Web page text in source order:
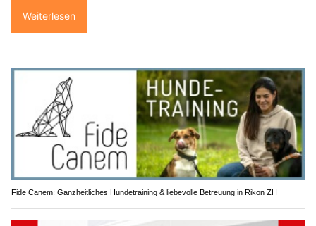
Weiterlesen
Fide Canem: Ganzheitliches Hundetraining & liebevolle Betreuung in Rikon ZH